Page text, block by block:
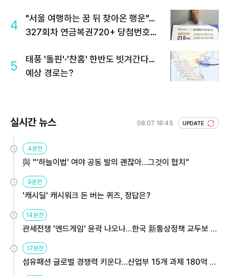
4
"서울 여행하는 꿈 뒤 찾아온 행운"…
327회차 연금복권720+ 당첨번호조
5
태풍 '돌핀'·'찬홈' 한반도 빗겨간다…
예상 경로는?
실시간 뉴스 08.07 18:45 UPDATE
4분전
與 "'하늘이법' 여야 공동 발의 괜찮아…그것이 협치"
9분전
'캐시딜' 캐시워크 돈 버는 퀴즈, 정답은?
14분전
관세전쟁 '엔드게임' 윤곽 나오나…한국 新통상정책 교두보 활
용해야
17분전
섬유패션 글로벌 경쟁력 키운다…산업부 15개 과제 180억 지
원